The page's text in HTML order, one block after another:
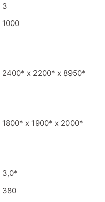
3
1000
2400* х 2200* х 8950*
1800* х 1900* х 2000*
3,0*
380